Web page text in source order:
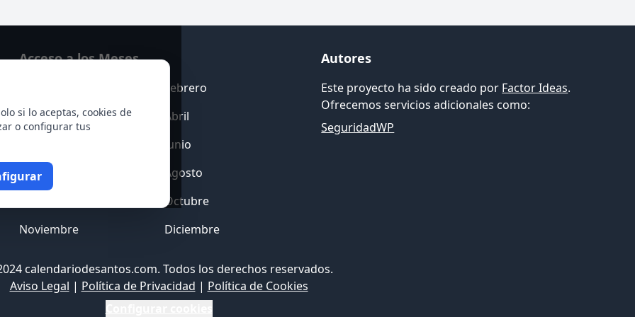
si lo aceptas, cookies de
o configurar tus
Acceso a los Meses
Febrero
Marzo
Abril
Junio
Julio
Agosto
Octubre
Noviembre
Diciembre
Autores
Este proyecto ha sido creado por Factor Ideas.
Ofrecemos servicios adicionales como:
SeguridadWP
calendariodesantos.com. Todos los derechos reservados.
Aviso Legal | Política de Privacidad | Política de Cookies